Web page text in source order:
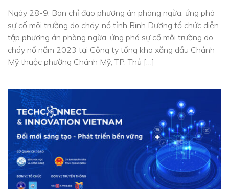
Ngày 28-9, Ban chỉ đạo phương án phòng ngừa, ứng phó
sự cố môi trường do cháy, nổ tỉnh Bình Dương tổ chức diễn
tập phương án phòng ngừa, ứng phó sự cố môi trường do
cháy nổ năm 2023 tại Công ty tổng kho xăng dầu Chánh
Mỹ thuộc phường Chánh Mỹ, TP. Thủ […]